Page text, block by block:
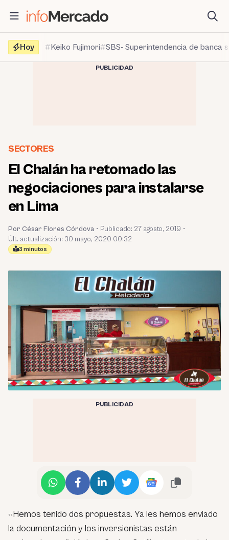
contenido
Hoy
Keiko Fujimori SBS- Superintendencia de banca
PUBLICIDAD
SECTORES
El Chalán ha retomado las
negociaciones para instalarse
en Lima
Por César Flores Córdova • Publicado: 27 agosto, 2019 •
Últ. actualización: 30 mayo, 2020 00:32
3 minutos
PUBLICIDAD
«Hemos tenido dos propuestas. Ya les hemos enviado
la documentación y los inversionistas están